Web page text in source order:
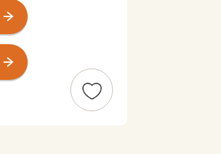
同者とともに事
任コースの計14
の特産品や体験サ
ります。
、「前橋」づくり